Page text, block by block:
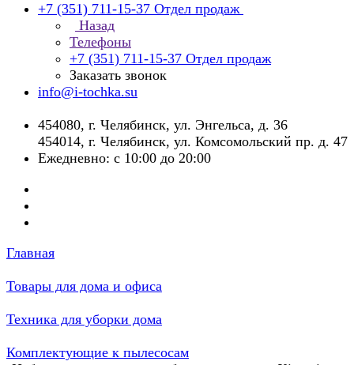
+7 (351) 711-15-37 Отдел продаж
Назад
Телефоны
+7 (351) 711-15-37 Отдел продаж
Заказать звонок
info@i-tochka.su
​454080, г. Челябинск, ул. Энгельса, д. 36
454014, г. Челябинск, ул. Комсомольский пр. д. 47
Ежедневно: с 10:00 до 20:00
Главная
Товары для дома и офиса
Техника для уборки дома
Комплектующие к пылесосам